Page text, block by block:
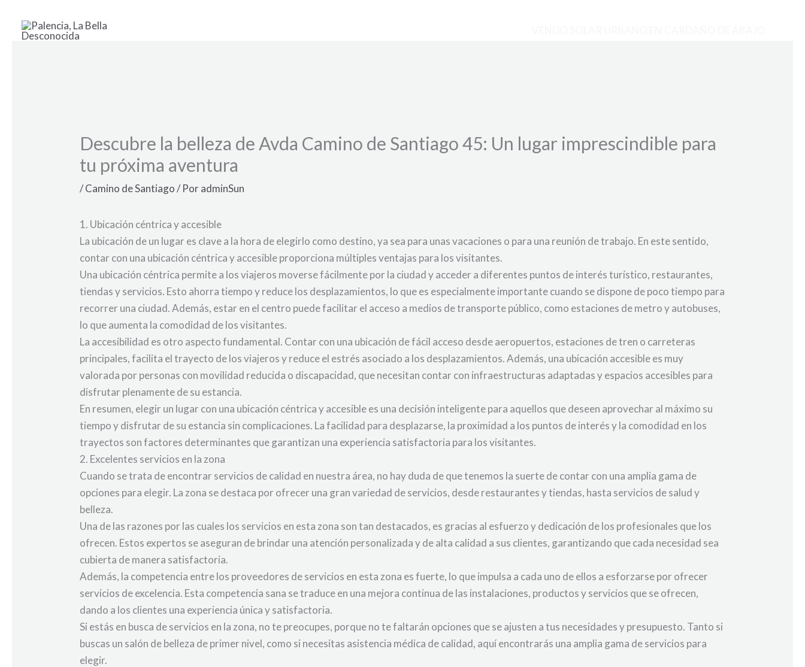
contenido
Descubre la belleza de Avda Camino de Santiago 45: Un lugar imprescindible para
tu próxima aventura
/Camino de Santiago/ PoradminSun
1. Ubicación céntrica y accesible
La ubicación de un lugar es clave a la hora de elegirlo como destino, ya sea para unas vacaciones o para una reunión de trabajo. En este sentido,
contar con una ubicación céntrica y accesible proporciona múltiples ventajas para los visitantes.
Una ubicación céntrica permite a los viajeros moverse fácilmente por la ciudad y acceder a diferentes puntos de interés turístico, restaurantes,
tiendas y servicios. Esto ahorra tiempo y reduce los desplazamientos, lo que es especialmente importante cuando se dispone de poco tiempo para
recorrer una ciudad. Además, estar en el centro puede facilitar el acceso a medios de transporte público, como estaciones de metro y autobuses,
lo que aumenta la comodidad de los visitantes.
La accesibilidad es otro aspecto fundamental. Contar con una ubicación de fácil acceso desde aeropuertos, estaciones de tren o carreteras
principales, facilita el trayecto de los viajeros y reduce el estrés asociado a los desplazamientos. Además, una ubicación accesible es muy
valorada por personas con movilidad reducida o discapacidad, que necesitan contar con infraestructuras adaptadas y espacios accesibles para
disfrutar plenamente de su estancia.
En resumen, elegir un lugar con una ubicación céntrica y accesible es una decisión inteligente para aquellos que deseen aprovechar al máximo su
tiempo y disfrutar de su estancia sin complicaciones. La facilidad para desplazarse, la proximidad a los puntos de interés y la comodidad en los
trayectos son factores determinantes que garantizan una experiencia satisfactoria para los visitantes.
2. Excelentes servicios en la zona
Cuando se trata de encontrar servicios de calidad en nuestra área, no hay duda de que tenemos la suerte de contar con una amplia gama de
opciones para elegir. La zona se destaca por ofrecer una gran variedad de servicios, desde restaurantes y tiendas, hasta servicios de salud y
belleza.
Una de las razones por las cuales los servicios en esta zona son tan destacados, es gracias al esfuerzo y dedicación de los profesionales que los
ofrecen. Estos expertos se aseguran de brindar una atención personalizada y de alta calidad a sus clientes, garantizando que cada necesidad sea
cubierta de manera satisfactoria.
Además, la competencia entre los proveedores de servicios en esta zona es fuerte, lo que impulsa a cada uno de ellos a esforzarse por ofrecer
servicios de excelencia. Esta competencia sana se traduce en una mejora continua de las instalaciones, productos y servicios que se ofrecen,
dando a los clientes una experiencia única y satisfactoria.
Si estás en busca de servicios en la zona, no te preocupes, porque no te faltarán opciones que se ajusten a tus necesidades y presupuesto. Tanto si
buscas un salón de belleza de primer nivel, como si necesitas asistencia médica de calidad, aquí encontrarás una amplia gama de servicios para
elegir.